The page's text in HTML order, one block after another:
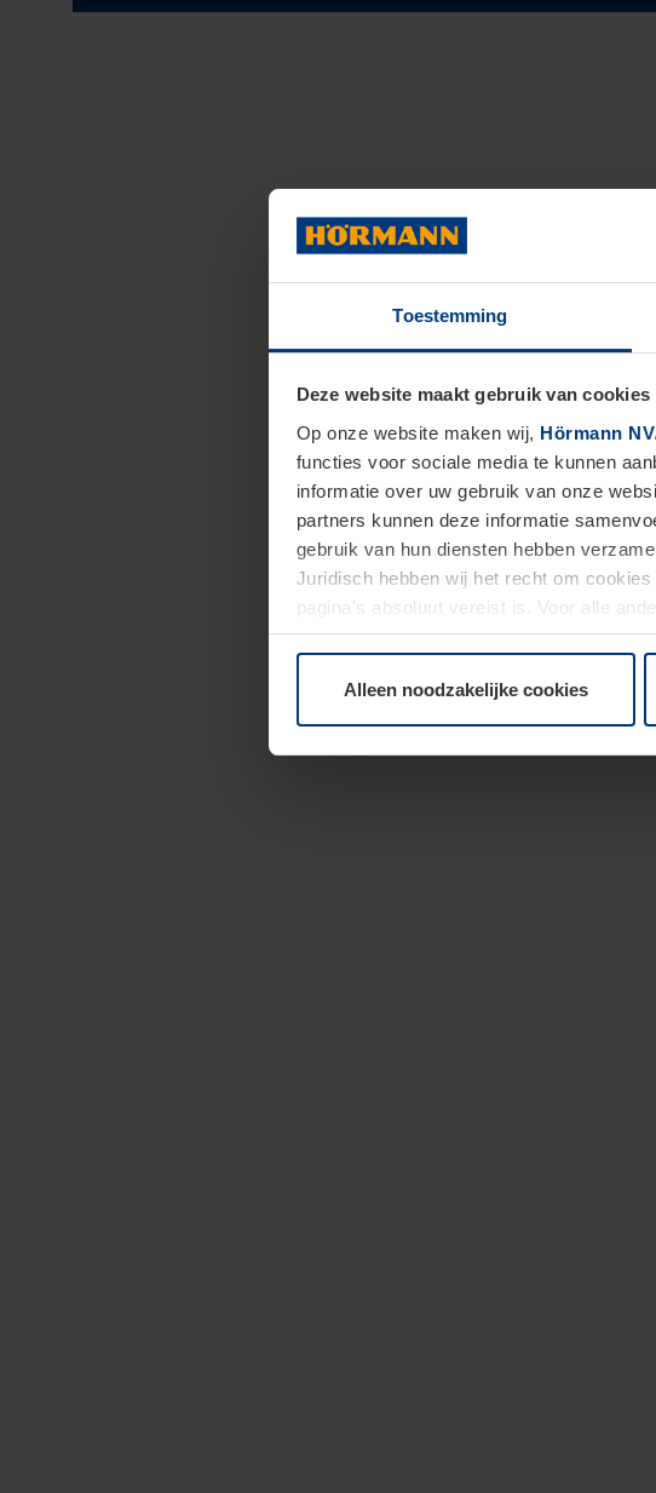
Toestemming
Deze website maakt gebruik van cookies
Op onze website maken wij, Hörmann
functies voor sociale media te kunnen
informatie over uw gebruik van onze
partners kunnen deze informatie
gebruik van hun diensten hebben
Juridisch hebben wij het recht om
pagina's absoluut vereist is. Voor alle
moment bij de uitleg van de cookies op
Alleen noodzakelijke cookies